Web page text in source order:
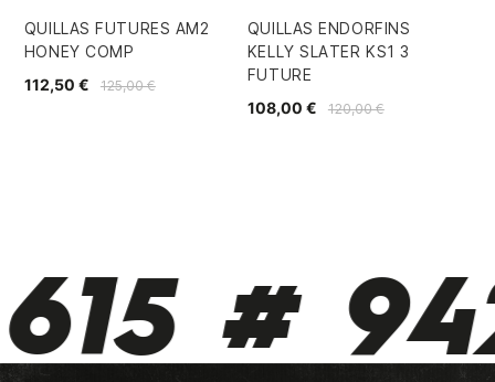
QUILLAS FUTURES AM2
HONEY COMP
125,00 €
112,50 €
QUILLAS ENDORFINS
KELLY SLATER KS1 3
FUTURE
120,00 €
108,00 €
#